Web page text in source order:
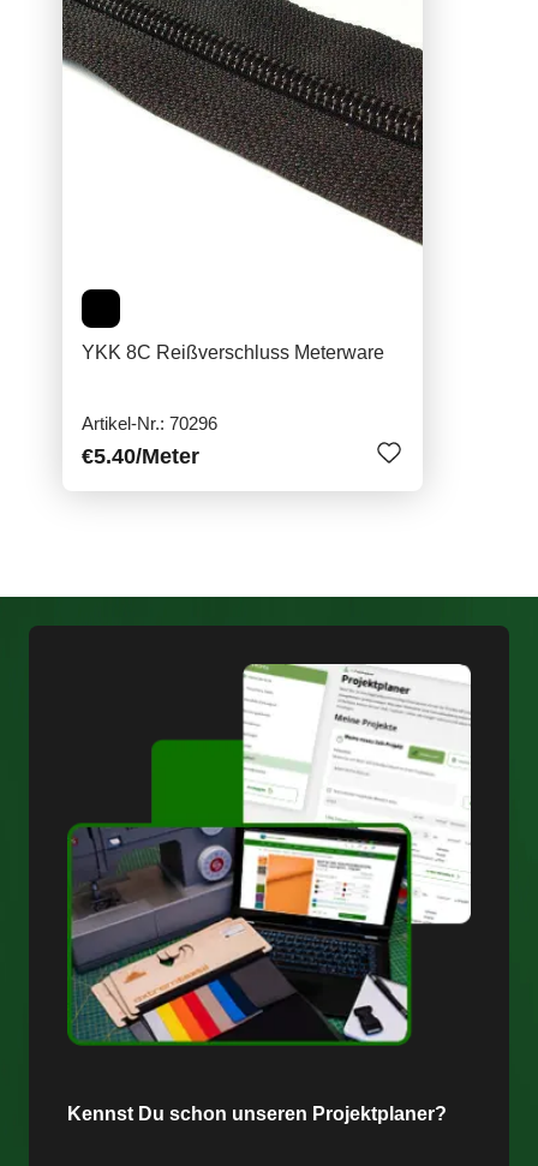
YKK 8C Reißverschluss Meterware
Artikel-Nr.: 70296
€5.40/Meter
Kennst Du schon unseren Projektplaner?